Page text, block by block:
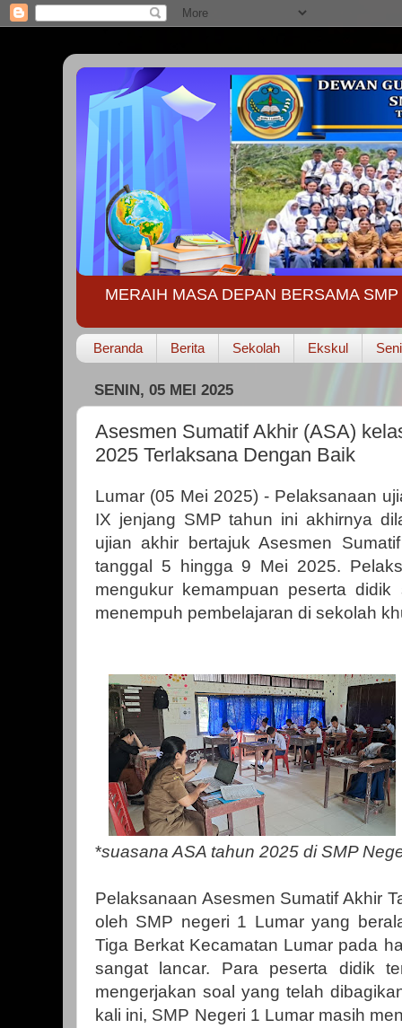
MERAIH MASA DEPAN BERSAMA
Beranda Berita Sekolah Ekskul
SENIN, 05 MEI 2025
Asesmen Sumatif Akhir (ASA)
2025 Terlaksana Dengan Baik
Lumar (05 Mei 2025) - Pelaksanaan
IX jenjang SMP tahun ini akhirnya
ujian akhir bertajuk Asesmen
tanggal 5 hingga 9 Mei 2025.
mengukur kemampuan peserta
menempuh pembelajaran di sekolah
*suasana ASA tahun 2025 di SMP
Pelaksanaan Asesmen Sumatif Akhir
oleh SMP negeri 1 Lumar yang
Tiga Berkat Kecamatan Lumar pada
sangat lancar. Para peserta didik
mengerjakan soal yang telah
kali ini, SMP Negeri 1 Lumar masih